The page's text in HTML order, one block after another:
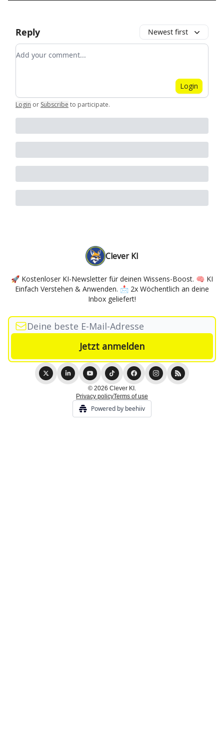
Reply Newest first
Add your comment
Login
Login or Subscribe to participate.
Clever KI
🚀 Kostenloser KI-Newsletter für deinen Wissens-Boost. 🧠 KI
Einfach Verstehen & Anwenden. 📩 2x Wöchentlich an deine
Inbox geliefert!
© 2026 Clever KI.
Privacy policyTerms of use
Powered by beehiiv